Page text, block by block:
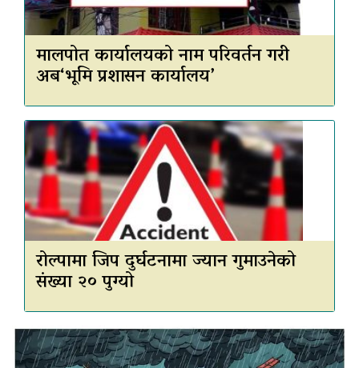
मालपोत कार्यालयको नाम परिवर्तन गरी
अब‘भूमि प्रशासन कार्यालय’
रोल्पामा जिप दुर्घटनामा ज्यान गुमाउनेको
संख्या २० पुग्यो